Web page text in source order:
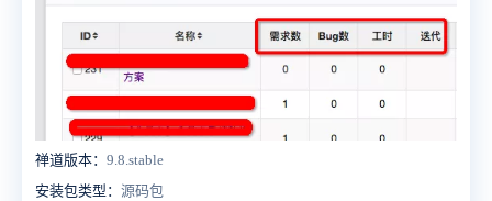
禅道版本： 9.8.stable
安装包类型： 源码包